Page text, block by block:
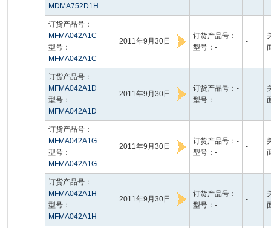
MDMA752D1H
订货产品号：
MFMA042A1C
型号：
MFMA042A1C
2011年9月30日
订货产品号：-
型号：-
-
订货产品号：
MFMA042A1D
型号：
MFMA042A1D
2011年9月30日
订货产品号：-
型号：-
-
订货产品号：
MFMA042A1G
型号：
MFMA042A1G
2011年9月30日
订货产品号：-
型号：-
-
订货产品号：
MFMA042A1H
型号：
MFMA042A1H
2011年9月30日
订货产品号：-
型号：-
-